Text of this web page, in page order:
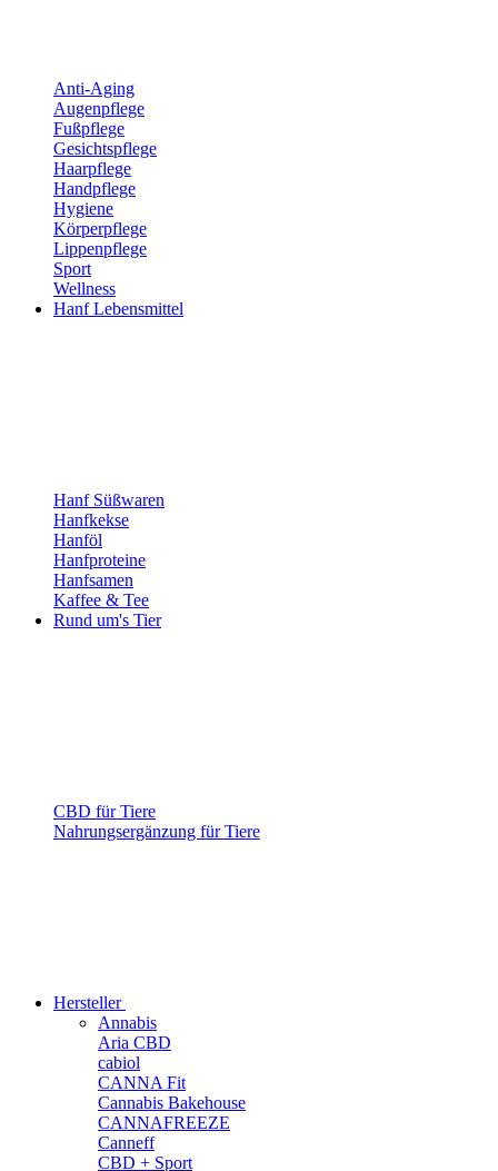
Anti-Aging
Augenpflege
Fußpflege
Gesichtspflege
Haarpflege
Handpflege
Hygiene
Körperpflege
Lippenpflege
Sport
Wellness
Hanf Lebensmittel
Hanf Süßwaren
Hanfkekse
Hanföl
Hanfproteine
Hanfsamen
Kaffee & Tee
Rund um's Tier
CBD für Tiere
Nahrungsergänzung für Tiere
Hersteller
Annabis
Aria CBD
cabiol
CANNA Fit
Cannabis Bakehouse
CANNAFREEZE
Canneff
CBD + Sport